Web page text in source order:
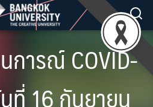
การณ์ COVID-
ที่ 16 กันยายน